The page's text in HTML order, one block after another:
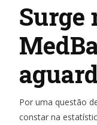
Surge
Por uma questão
constar na